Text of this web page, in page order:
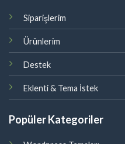
Siparişlerim
Ürünlerim
Destek
Eklenti & Tema İstek
Popüler Kategoriler